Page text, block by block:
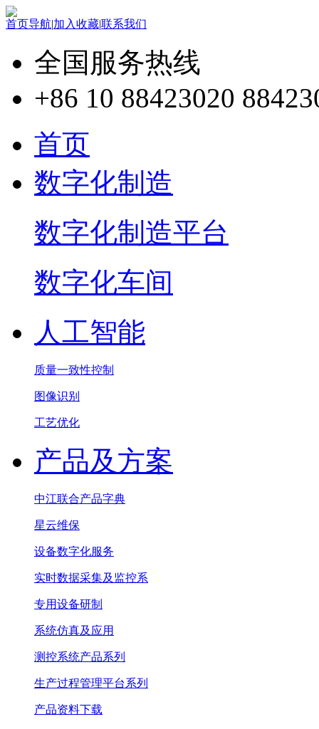
首页导航|加入收藏|联系我们
全国服务热线
+86 10 88423020
首页
数字化制造
数字化制造平台
数字化车间
人工智能
质量一致性控制
图像识别
工艺优化
产品及方案
中江联合产品字典
星云维保
设备数字化服务
实时数据采集及监控系
专用设备研制
系统仿真及应用
测控系统产品系列
生产过程管理平台系列
产品资料下载